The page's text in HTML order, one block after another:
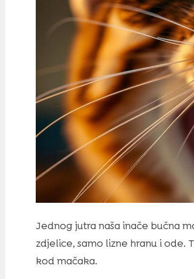
Jednog jutra naša inače bučna
zdjelice, samo lizne hranu i ode.
kod mačaka.